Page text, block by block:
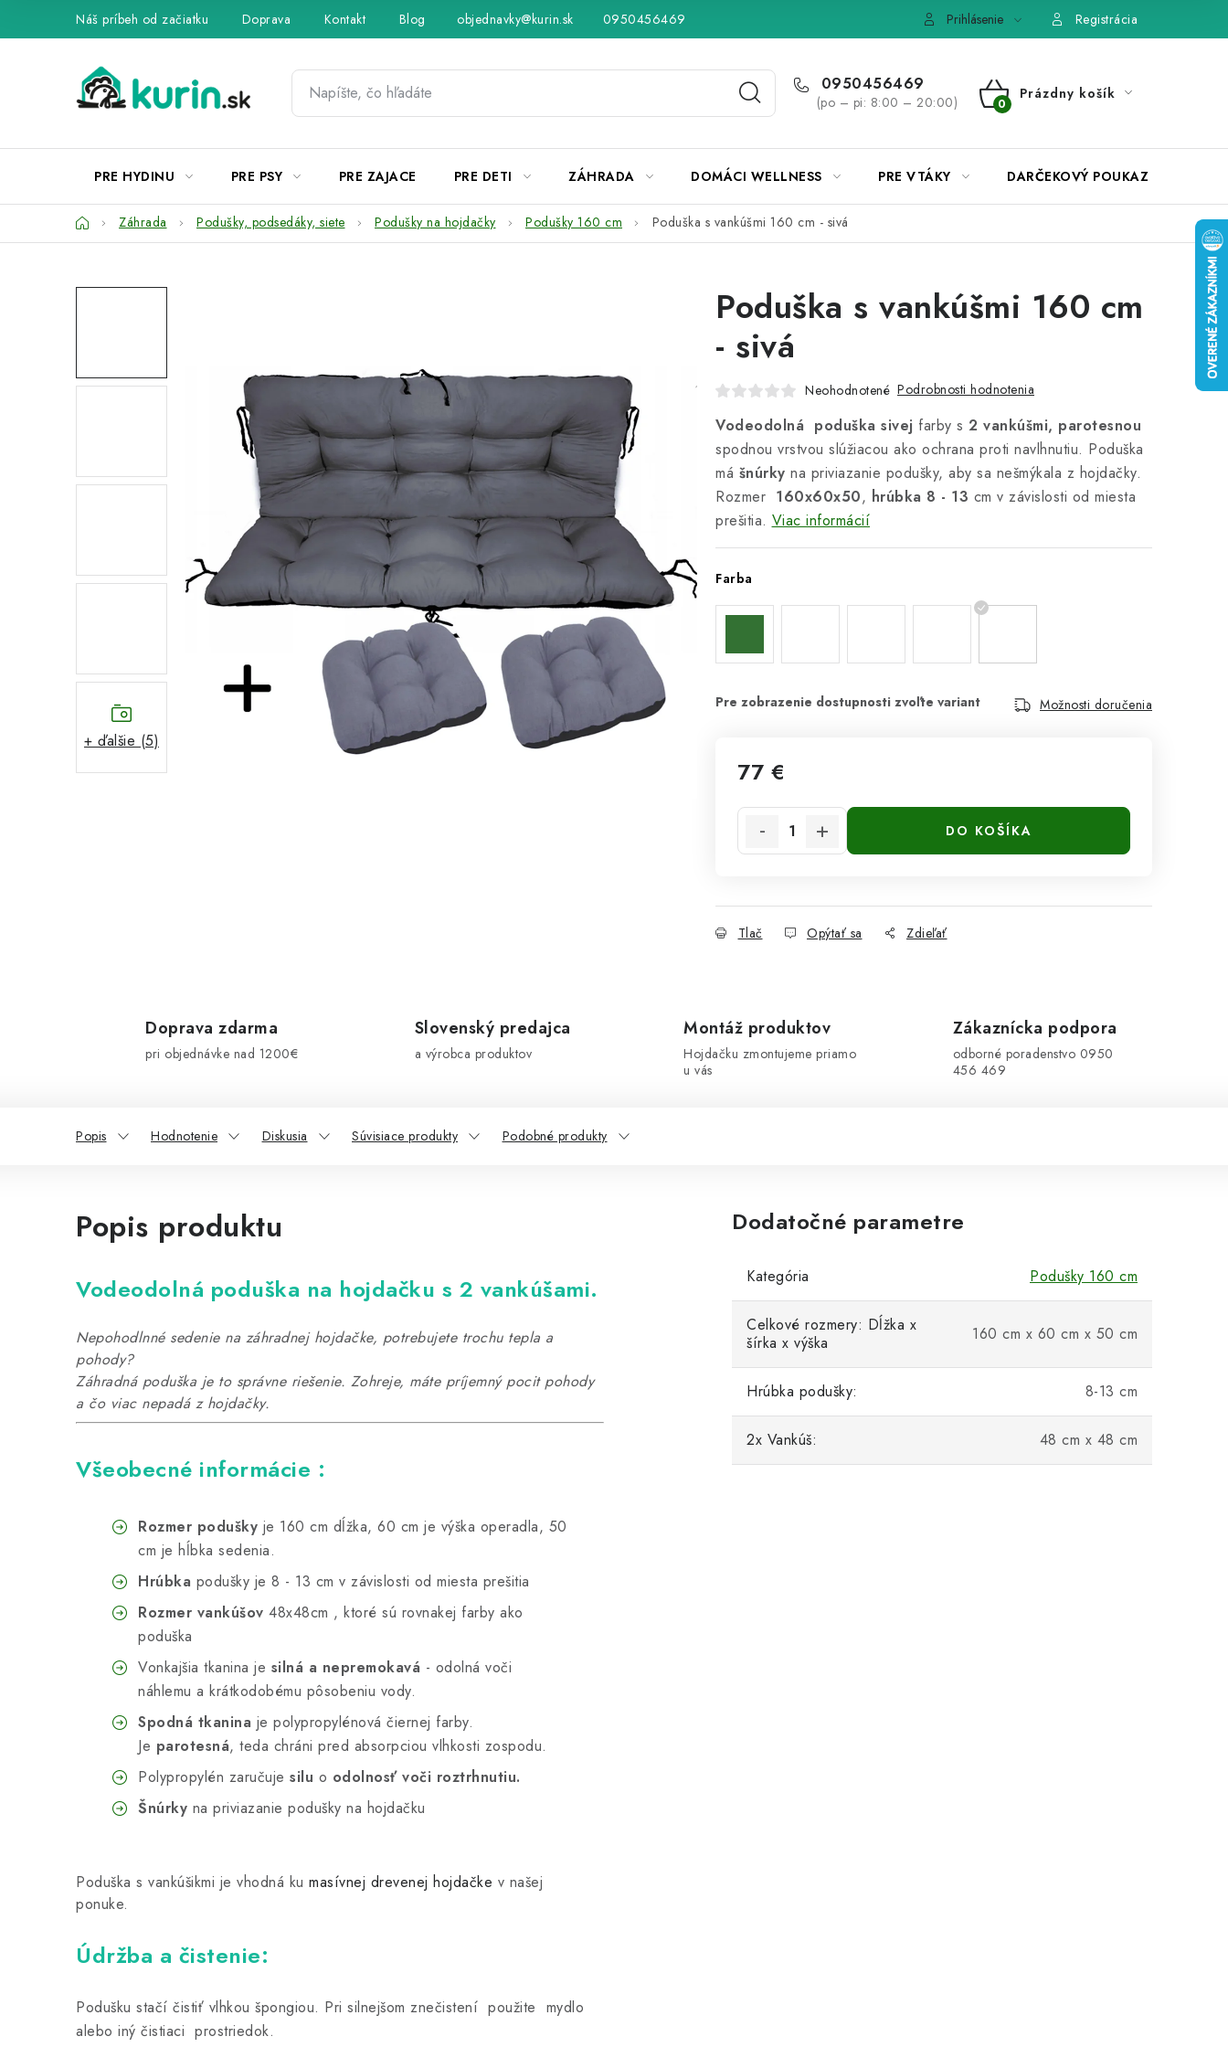
Náš príbeh od začiatku Doprava Kontakt Blog Hodnotenie obchodu Obchodné podmienky Pravidlá súťaží na Facebooku
objednavky@kurin.sk 0950456469 Prihlásenie Registrácia
0950456469
(po – pi: 8:00 – 20:00)
NÁKUPNÝ
Prázdny košík
PRE HYDINU PRE PSY PRE ZAJACE PRE DETI ZÁHRADA DOMÁCI WELLNESS PRE VTÁKY DARČEKOVÝ POUKAZ
DomovZáhrada Podušky, podsedáky, siete Podušky na hojdačky Podušky 160 cm Poduška s vankúšmi 160 cm - sivá
+ ďalšie (5)
Poduška s vankúšmi 160 cm
- sivá
Neohodnotené Podrobnosti hodnotenia
Vodeodolná poduška sivej farby s 2 vankúšmi, parotesnou
spodnou vrstvou slúžiacou ako ochrana proti navlhnutiu. Poduška
má šnúrky na priviazanie podušky, aby sa nešmýkala z hojdačky.
Rozmer 160x60x50, hrúbka 8 - 13 cm v závislosti od miesta
prešitia. Viac informácií
Farba
Možnosti doručenia
77 €
DO KOŠÍKA
Tlač Opýtať sa Zdieľať
Doprava zdarma
pri objednávke nad 1200€
Slovenský predajca
a výrobca produktov
Montáž produktov
Hojdačku zmontujeme priamo
u vás
Zákaznícka podpora
odborné poradenstvo 0950
456 469
Popis Hodnotenie Diskusia Súvisiace produkty Podobné produkty
Popis produktu
Vodeodolná poduška na hojdačku s 2 vankúšami.
Nepohodlnné sedenie na záhradnej hojdačke, potrebujete trochu tepla a
pohody?
Záhradná poduška je to správne riešenie. Zohreje, máte príjemný pocit pohody
a čo viac nepadá z hojdačky.
Všeobecné informácie :
Rozmer podušky je 160 cm dĺžka, 60 cm je výška operadla, 50
cm je hĺbka sedenia.
Hrúbka podušky je 8 - 13 cm v závislosti od miesta prešitia
Rozmer vankúšov 48x48cm , ktoré sú rovnakej farby ako
poduška
Vonkajšia tkanina je silná a nepremokavá - odolná voči
náhlemu a krátkodobému pôsobeniu vody.
Spodná tkanina je polypropylénová čiernej farby.
Je parotesná, teda chráni pred absorpciou vlhkosti zospodu.
Polypropylén zaručuje silu o odolnosť voči roztrhnutiu.
Šnúrky na priviazanie podušky na hojdačku
Poduška s vankúšikmi je vhodná ku masívnej drevenej hojdačke v našej
ponuke.
Údržba a čistenie:
Podušku stačí čistiť vlhkou špongiou. Pri silnejšom znečistení použite mydlo
alebo iný čistiaci prostriedok.
Dodatočné parametre
Kategória Podušky 160 cm
Celkové rozmery: Dĺžka x
šírka x výška
160 cm x 60 cm x 50 cm
Hrúbka podušky: 8-13 cm
2x Vankúš: 48 cm x 48 cm